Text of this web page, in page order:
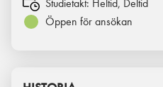
Studietakt: Heltid, Deltid
Öppen för ansökan